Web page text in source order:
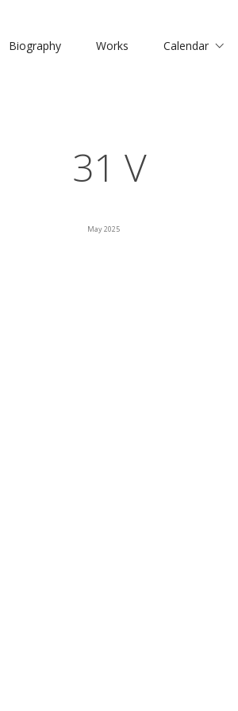
Biography Works Calendar
31 V
May 2025